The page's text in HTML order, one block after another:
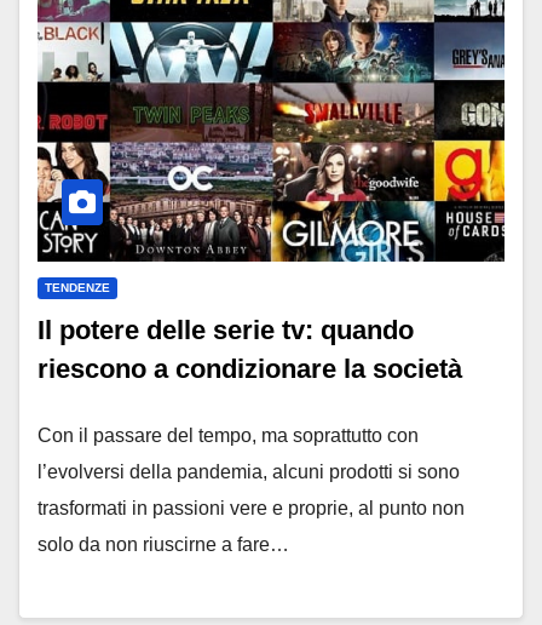
TENDENZE
Il potere delle serie tv: quando
riescono a condizionare la società
Con il passare del tempo, ma soprattutto con
l’evolversi della pandemia, alcuni prodotti si sono
trasformati in passioni vere e proprie, al punto non
solo da non riuscirne a fare…